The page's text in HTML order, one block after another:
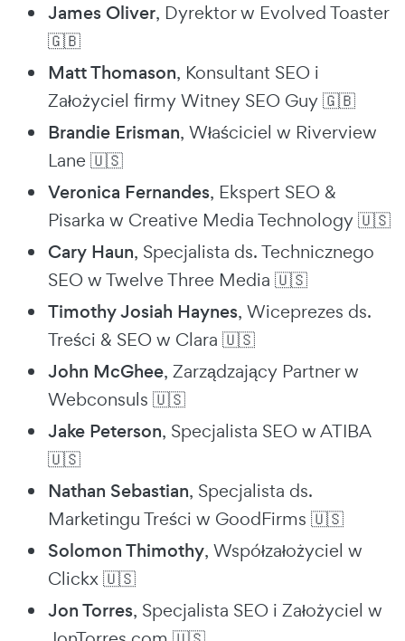
James Oliver, Dyrektor w Evolved Toaster
🇬🇧
Matt Thomason, Konsultant SEO i
Założyciel firmy Witney SEO Guy 🇬🇧
Brandie Erisman, Właściciel w Riverview
Lane 🇺🇸
Veronica Fernandes, Ekspert SEO &
Pisarka w Creative Media Technology 🇺🇸
Cary Haun, Specjalista ds. Technicznego
SEO w Twelve Three Media 🇺🇸
Timothy Josiah Haynes, Wiceprezes ds.
Treści & SEO w Clara 🇺🇸
John McGhee, Zarządzający Partner w
Webconsuls 🇺🇸
Jake Peterson, Specjalista SEO w ATIBA
🇺🇸
Nathan Sebastian, Specjalista ds.
Marketingu Treści w GoodFirms 🇺🇸
Solomon Thimothy, Współzałożyciel w
Clickx 🇺🇸
Jon Torres, Specjalista SEO i Założyciel w